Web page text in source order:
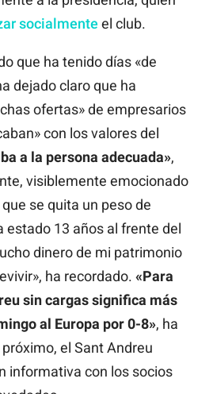
socialmente el club.
que ha tenido días «de
dejado claro que ha
ofertas» de empresarios
con los valores del
a la persona adecuada»,
visiblemente emocionado
se quita un peso de
estado 13 años al frente del
dinero de mi patrimonio
ha recordado. «Para
sin cargas significa más
al Europa por 0-8», ha
el Sant Andreu
informativa con los socios